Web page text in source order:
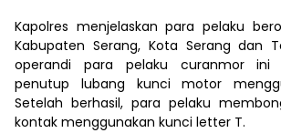
Kapolres menjelaskan para pelaku
Kabupaten Serang, Kota Serang dan
operandi para pelaku curanmor ini
penutup lubang kunci motor
Setelah berhasil, para pelaku
kontak menggunakan kunci letter T.